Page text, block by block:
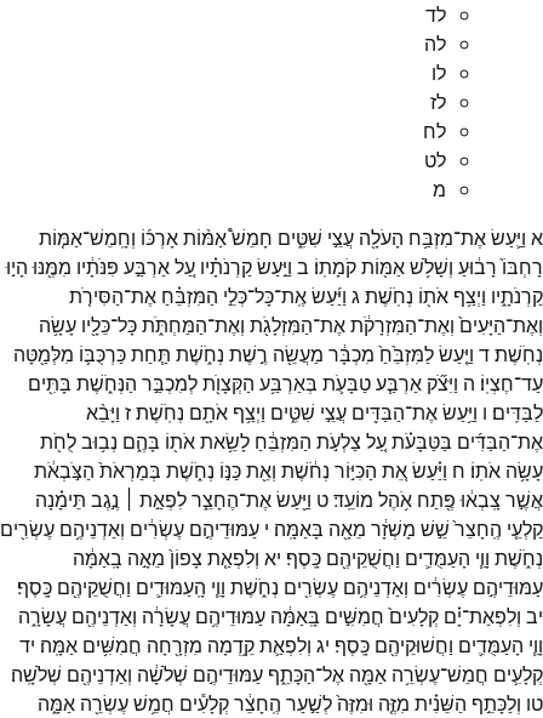
לד
לה
לו
לז
לח
לט
מ
א וַיַּ֛עַשׂאֶת־מִזְבַּ֥ח הָעֹלָ֖ה עֲצֵ֣י שִׁטִּ֑ים חָמֵשׁ֩אַמּ֨וֹתאָרְכּ֜וֹ וְחָֽמֵשׁ־אַמּ֤וֹת
רָחְבּוֹ֙ רָב֔וּעַ וְשָׁלֹ֥שׁאַמּ֖וֹתקֹמָתֽוֹ׃ ב וַיַּ֣עַשׂקַרְנֹתָ֗יו עַ֚לאַרְבַּ֣ע פִּנֹּתָ֔יו מִמֶּ֖נּוּ הָי֣וּ
קַרְנֹתָ֑יו וַיְצַ֥ף אֹת֖וֹ נְחֹֽשֶׁת׃ג וַיַּ֜עַשׂאֶֽת־כָּל־כְּלֵ֣י הַמִּזְבֵּ֗חַ אֶת־הַסִּירֹ֤ת
וְאֶת־הַיָּעִים֙ וְאֶת־הַמִּזְרָקֹ֔תאֶת־הַמִּזְלָגֹ֖ת וְאֶת־הַמַּחְתֹּ֑תכָּל־כֵּלָ֖יו עָשָׂ֥ה
נְחֹֽשֶׁת׃ד וַיַּ֤עַשׂלַמִּזְבֵּ֙חַ֙ מִכְבָּ֔ר מַעֲשֵׂ֖ה רֶ֣שֶׁת נְחֹ֑שֶׁת תַּ֧חַתכַּרְכֻּבּ֛וֹ מִלְּמַ֖טָּה
עַד־חֶצְיֽוֹ׃ ה וַיִּצֹ֞ק אַרְבַּ֧עטַבָּעֹ֛ת בְּאַרְבַּ֥ע הַקְּצָוֺ֖תלְמִכְבַּ֣ר הַנְּחֹ֑שֶׁת בָּתִּ֖ים
לַבַּדִּֽים׃ ו וַיַּ֥עַשׂאֶת־הַבַּדִּ֖ים עֲצֵ֣י שִׁטִּ֑ים וַיְצַ֥ף אֹתָ֖ם נְחֹֽשֶׁת׃ז וַיָּבֵ֨א
אֶת־הַבַּדִּ֜ים בַּטַּבָּעֹ֗תעַ֚ל צַלְעֹ֣ת הַמִּזְבֵּ֔חַ לָשֵׂ֥אתאֹת֖וֹ בָּהֶ֑ם נְב֥וּבלֻחֹ֖ת
עָשָׂ֥ה אֹתֽוֹ׃ ח וַיַּ֗עַשׂאֵ֚ת הַכִּיּ֣וֹר נְחֹ֔שֶׁת וְאֵ֖תכַּנּ֣וֹ נְחֹ֑שֶׁת בְּמַרְאֹת֙ הַצֹּ֣בְאֹ֔ת
אֲשֶׁ֣ר צָֽבְא֔וּ פֶּ֖תַח אֹ֥הֶל מוֹעֵֽד׃ט וַיַּ֖עַשׂאֶת־הֶחָצֵ֑רלִפְאַ֣ת ׀ נֶ֣גֶב תֵּימָ֗נָה
קַלְעֵ֤י הֶֽחָצֵר֙ שֵׁ֣שׁ מָשְׁזָ֔ר מֵאָ֖ה בָּאַמָּֽה׃ י עַמּוּדֵיהֶ֣ם עֶשְׂרִ֔ים וְאַדְנֵיהֶ֥ם עֶשְׂרִ֖ים
נְחֹ֑שֶׁת וָוֵ֧י הָעַמֻּדִ֛ים וַחֲשֻׁקֵיהֶ֖ם כָּֽסֶף׃ יא וְלִפְאַ֤ת צָפוֹן֙ מֵאָ֣ה בָֽאַמָּ֔ה
עַמּוּדֵיהֶ֣ם עֶשְׂרִ֔ים וְאַדְנֵיהֶ֥ם עֶשְׂרִ֖ים נְחֹ֑שֶׁת וָוֵ֧י הָֽעַמּוּדִ֛ים וַחֲשֻׁקֵיהֶ֖ם כָּֽסֶף׃
יב וְלִפְאַת־יָ֗ם קְלָעִים֙ חֲמִשִּׁ֣ים בָּֽאַמָּ֔ה עַמּוּדֵיהֶ֥ם עֲשָׂרָ֔ה וְאַדְנֵיהֶ֖ם עֲשָׂרָ֑ה
וָוֵ֧י הָעַמֻּדִ֛ים וַחֲשׁוּקֵיהֶ֖ם כָּֽסֶף׃ יג וְלִפְאַ֛תקֵ֥דְמָה מִזְרָ֖חָה חֲמִשִּׁ֥ים אַמָּֽה׃ יד
קְלָעִ֛ים חֲמֵשׁ־עֶשְׂרֵ֥ה אַמָּ֖ה אֶל־הַכָּתֵ֑ף עַמּוּדֵיהֶ֣ם שְׁלֹשָׁ֔ה וְאַדְנֵיהֶ֖ם שְׁלֹשָֽׁה׃
טו וְלַכָּתֵ֣ף הַשֵּׁנִ֗ית מִזֶּ֤ה וּמִזֶּה֙לְשַׁ֣עַר הֶֽחָצֵ֔רקְלָעִ֕ים חֲמֵ֥שׁעֶשְׂרֵ֖ה אַמָּ֑ה